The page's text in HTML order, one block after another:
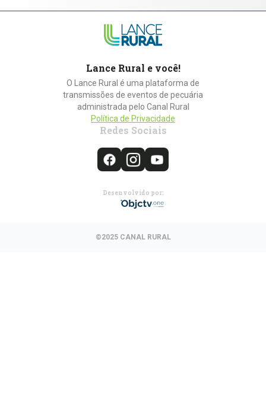
Lance Rural e você!
O Lance Rural é uma plataforma de
transmissões de eventos de pecuária
administrada pelo Canal Rural
Política de Privacidade
Redes Sociais
Desenvolvido por:
©2025 CANAL RURAL